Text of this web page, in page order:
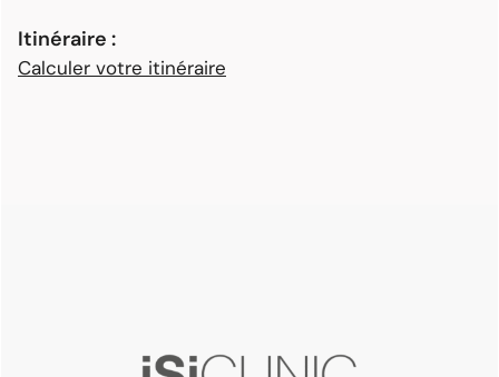
Itinéraire :
Calculer votre itinéraire